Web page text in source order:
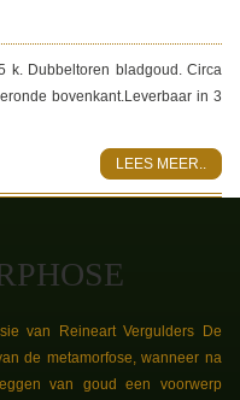
Dubbeltoren bladgoud. Circa
bovenkant.Leverbaar in 3
LEES MEER..
van Reineart Vergulders De
de metamorfose, wanneer na
van goud een voorwerp